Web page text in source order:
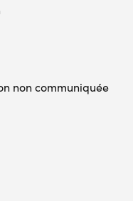
non communiquée